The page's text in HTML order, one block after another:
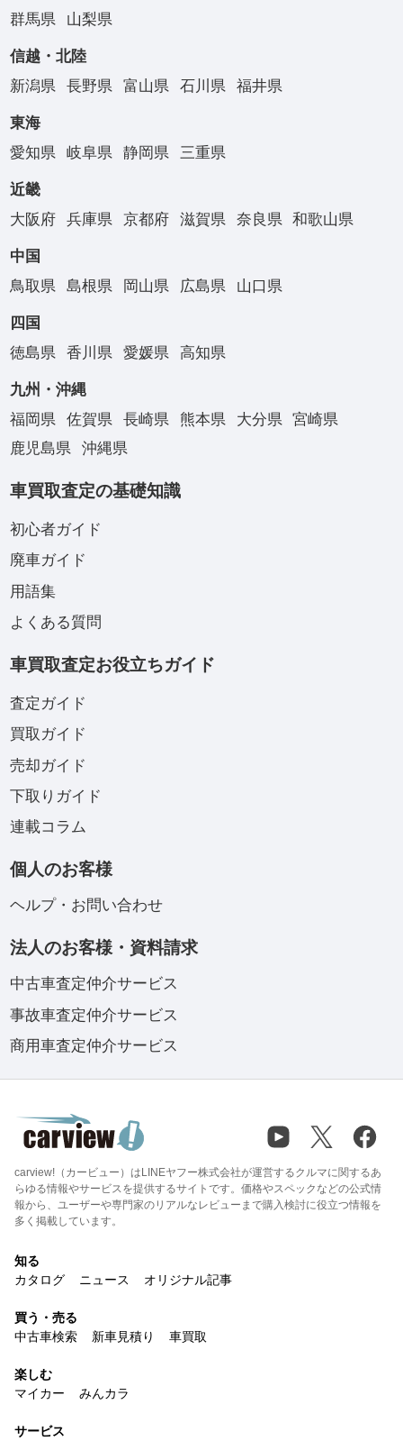
群馬県
山梨県
信越・北陸
新潟県
長野県 富山県 石川県 福井県
東海
愛知県
岐阜県 静岡県 三重県
近畿
大阪府
兵庫県 京都府 滋賀県 奈良県 和歌山県
中国
鳥取県
島根県 岡山県 広島県 山口県
四国
徳島県
香川県 愛媛県 高知県
九州・沖縄
福岡県
佐賀県 長崎県 熊本県 大分県
宮崎県
鹿児島県
沖縄県
車買取査定の基礎知識
初心者ガイド
廃車ガイド
用語集
よくある質問
車買取査定お役立ちガイド
査定ガイド
買取ガイド
売却ガイド
下取りガイド
連載コラム
個人のお客様
ヘルプ・お問い合わせ
法人のお客様・資料請求
中古車査定仲介サービス
事故車査定仲介サービス
商用車査定仲介サービス
carview!（カービュー）はLINEヤフー株式会社が運営するクルマに関するあ
らゆる情報やサービスを提供するサイトです。価格やスペックなどの公式情
報から、ユーザーや専門家のリアルなレビューまで購入検討に役立つ情報を
多く掲載しています。
知る
カタログ
ニュース オリジナル記事
買う・売る
中古車検索
新車見積り 車買取
楽しむ
マイカー
みんカラ
サービス